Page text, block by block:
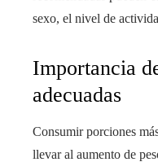
sexo, el nivel de
Importancia
adecuadas
Consumir porciones
llevar al aumento de